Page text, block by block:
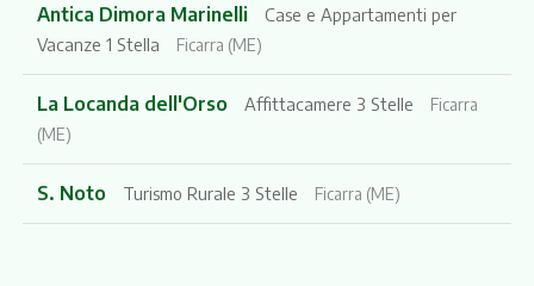
Antica Dimora Marinelli
Case e Appartamenti per
Vacanze 1 Stella
Ficarra (ME)
La Locanda dell'Orso Affittacamere 3 Stelle
Ficarra
(ME)
S. Noto Turismo Rurale 3 Stelle Ficarra (ME)